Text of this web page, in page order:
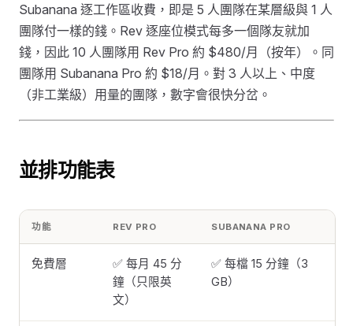
Subanana 逐工作區收費，即是 5 人團隊在某層級與 1 人
團隊付一樣的錢。Rev 逐座位模式每多一個隊友就加
錢，因此 10 人團隊用 Rev Pro 約 $480/月（按年）。同
團隊用 Subanana Pro 約 $18/月。對 3 人以上、中度
（非工業級）用量的團隊，數字會很快分岔。
並排功能表
功能 REV PRO SUBANANA PRO
免費層
✅ 每月 45 分
鐘（只限英
文）
✅ 每檔 15 分鐘（3
GB）